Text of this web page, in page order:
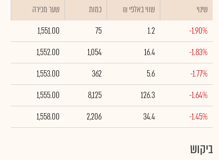
שינוי ₪ שווי באלפי כמות
שער מכירה
-1.90%
1.2
75
1,551.00
-1.83%
16.4
1,054
1,552.00
-1.77%
5.6
362
1,553.00
-1.64%
126.3
8,125
1,555.00
-1.45%
34.4
2,206
1,558.00
ביקוש